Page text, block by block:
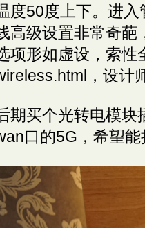
度50度上下。进
高级设置非常奇葩
项形如虚设，索性
，设计
期买个光转电模
口的5G，希望能